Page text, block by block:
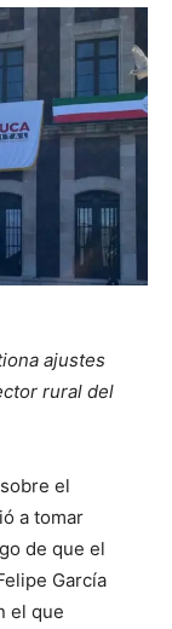
ajustes
rural del
el
a tomar
de que el
García
el que